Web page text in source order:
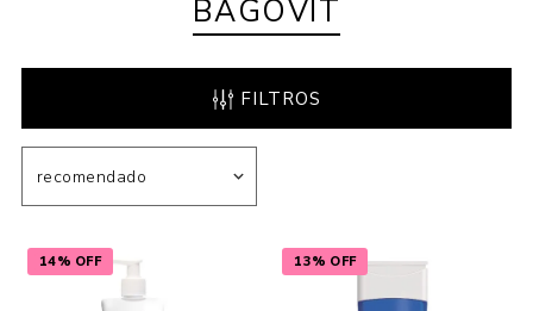
BAGOVIT
FILTROS
14% OFF 13% OFF